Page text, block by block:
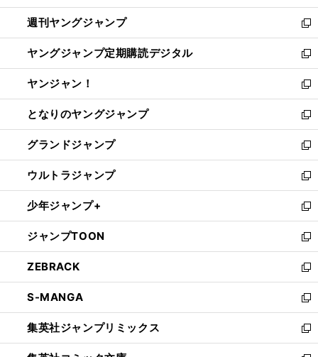
開
く
ウ
で
開
く
ン
ド
ウ
で
開
く
ウ
ィ
ン
ド
ウ
で
開
く
週刊ヤングジャンプ
新
し
い
ウ
ィ
ン
ド
ウ
で
開
く
ヤングジャンプ定期購読デジタル
新
し
い
ウ
ィ
ン
ド
ウ
で
開
く
ヤンジャン！
新
し
い
ウ
ィ
ン
ド
ウ
で
開
く
となりのヤングジャンプ
新
し
い
ウ
ィ
ン
ド
ウ
で
開
く
グランドジャンプ
新
し
い
ウ
ィ
ン
ド
ウ
で
開
く
ウルトラジャンプ
新
し
い
ウ
ィ
ン
ド
ウ
で
開
く
少年ジャンプ+
新
し
い
ウ
ィ
ン
ド
ウ
で
開
ジャンプTOON
新
し
い
ウ
ィ
ン
ド
ウ
ZEBRACK
新
し
い
ウ
ィ
ン
S-MANGA
新
し
い
ウ
集英社ジャンプリミックス
新
し